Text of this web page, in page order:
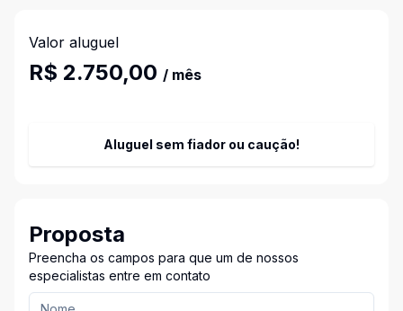
Valor aluguel
R$ 2.750,00 / mês
Aluguel sem fiador ou caução!
Proposta
Preencha os campos para que um de nossos
especialistas entre em contato